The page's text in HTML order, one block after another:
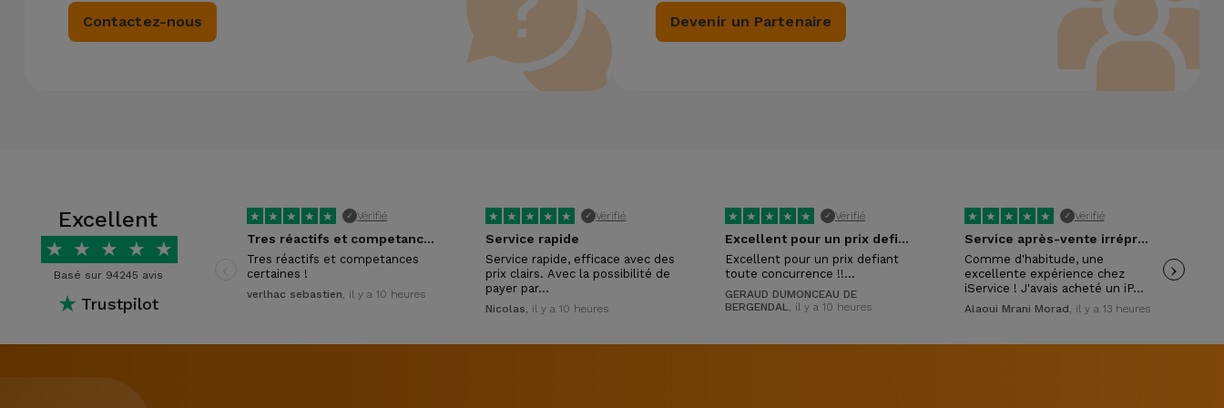
Contactez-nous Devenir un Partenaire
Excellent
★ ★ ★ ★ ★
Basé sur 94245 avis
★ Trustpilot
★ ★ ★ ★ ★ ✓ Vérifié
Tres réactifs et competances certaines !
Tres réactifs et competances
certaines !
verlhac sebastien, il y a 10 heures
★ ★ ★ ★ ★ ✓ Vérifié
Service rapide
Service rapide, efficace avec des
prix clairs. Avec la possibilité de
payer par…
Nicolas, il y a 10 heures
★ ★ ★ ★ ★ ✓ Vérifié
Excellent pour un prix defiant toute…
Excellent pour un prix defiant
toute concurrence !!…
GERAUD DUMONCEAU DE
BERGENDAL, il y a 10 heures
★ ★ ★ ★ ★ ✓ Vérifié
Service après-vente irréprochable !
Comme d'habitude, une
excellente expérience chez
iService ! J'avais acheté un iP…
Alaoui Mrani Morad, il y a 13 heures
›